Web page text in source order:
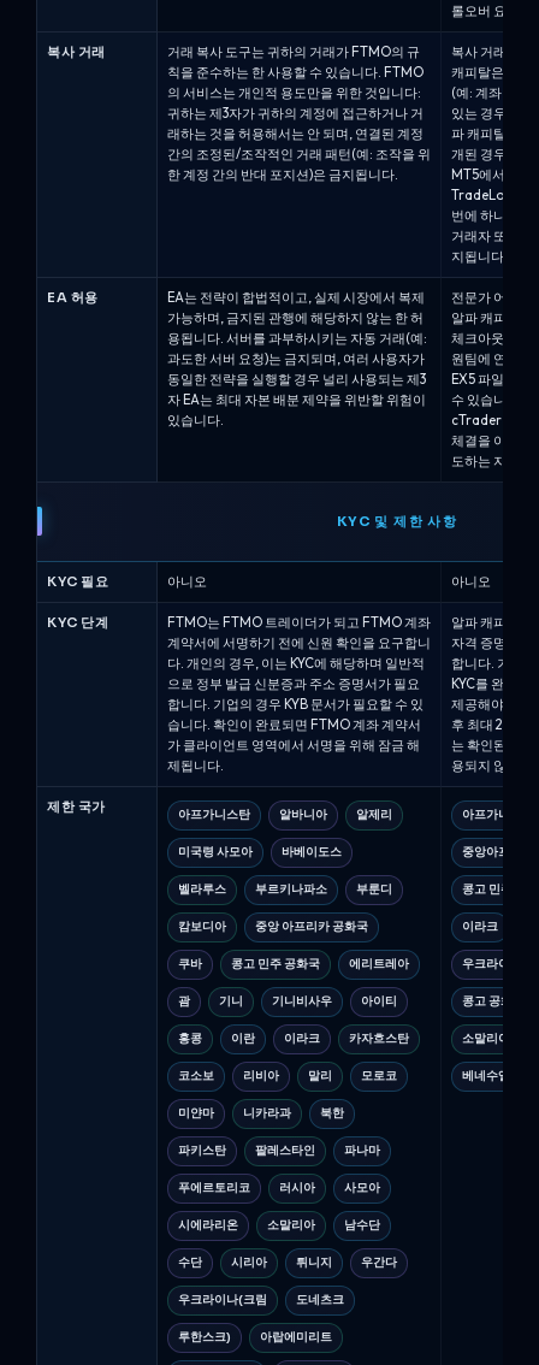
롤오버 요금이
복사 거래
거래 복사 도구는 귀하의 거래가 FTMO의 규
칙을 준수하는 한 사용할 수 있습니다. FTMO
의 서비스는 개인적 용도만을 위한 것입니다:
귀하는 제3자가 귀하의 계정에 접근하거나 거
래하는 것을 허용해서는 안 되며, 연결된 계정
간의 조정된/조작적인 거래 패턴(예: 조작을 위
한 계정 간의 반대 포지션)은 금지됩니다.
복사 거래는
캐피탈은 거래
(예: 계좌 번호
있는 경우에만
파 캐피탈 계좌
개된 경우 허
MT5에서만
TradeLocker
번에 하나의
거래자 또는
지됩니다.
EA 허용
EA는 전략이 합법적이고, 실제 시장에서 복제
가능하며, 금지된 관행에 해당하지 않는 한 허
용됩니다. 서버를 과부하시키는 자동 거래(예:
과도한 서버 요청)는 금지되며, 여러 사용자가
동일한 전략을 실행할 경우 널리 사용되는 제3
자 EA는 최대 자본 배분 제약을 위반할 위험이
있습니다.
전문가 어드바
알파 캐피탈의
체크아웃 시
원팀에 연락해
EX5 파일과
수 있습니다
cTrader 계좌
체결을 이용하
도하는 자동화
KYC 및 제한 사항
KYC 필요 아니오 아니오
KYC 단계
FTMO는 FTMO 트레이더가 되고 FTMO 계좌
계약서에 서명하기 전에 신원 확인을 요구합니
다. 개인의 경우, 이는 KYC에 해당하며 일반적
으로 정부 발급 신분증과 주소 증명서가 필요
합니다. 기업의 경우 KYB 문서가 필요할 수 있
습니다. 확인이 완료되면 FTMO 계좌 계약서
가 클라이언트 영역에서 서명을 위해 잠금 해
제됩니다.
알파 캐피탈은
자격 증명을
합니다. 거래
KYC를 완료해
제공해야 합니
후 최대 2영업
는 확인된 신원
용되지 않습니
제한 국가 아프가니스탄 알바니아 알제리
미국령 사모아 바베이도스
벨라루스 부르키나파소 부룬디
캄보디아 중앙 아프리카 공화국
쿠바 콩고 민주 공화국 에리트레아
괌 기니 기니비사우 아이티
홍콩 이란 이라크 카자흐스탄
코소보 리비아 말리 모로코
미얀마 니카라과 북한
파키스탄 팔레스타인 파나마
푸에르토리코 러시아 사모아
시에라리온 소말리아 남수단
수단 시리아 튀니지 우간다
우크라이나(크림 도네츠크
루한스크) 아랍에미리트
아프가니스탄
중앙아프리카
콩고 민주 공
이라크
우크라이나
콩고 공화국(
소말리아
베네수엘라